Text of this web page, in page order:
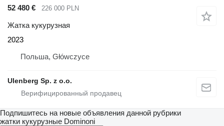
52 480 €
226 000 PLN
Жатка кукурузная
2023
Польша, Główczyce
Ulenberg Sp. z o.o.
Подпишитесь на новые объявления данной рубрики
жатки кукурузные Dominoni